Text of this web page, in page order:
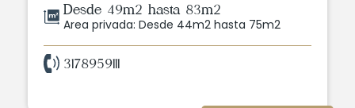
Desde 49m2 hasta 83m2
Area privada: Desde 44m2 hasta 75m2
3178959111